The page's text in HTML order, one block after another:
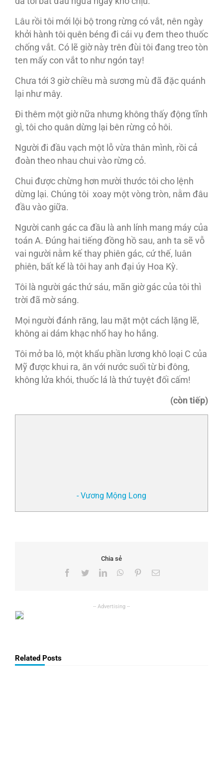
Lâu rồi tôi mới lội bộ trong rừng có vắt, nên ngày
khởi hành tôi quên béng đi cái vụ đem theo thuốc
chống vắt. Có lẽ giờ này trên đùi tôi đang treo tòn
ten mấy con vắt to như ngón tay!
Chưa tới 3 giờ chiều mà sương mù đã đặc quánh
lại như mây.
Đi thêm một giờ nữa nhưng không thấy động tĩnh
gì, tôi cho quân dừng lại bên rừng cỏ hôi.
Người đi đầu vạch một lỗ vừa thân mình, rồi cả
đoàn theo nhau chui vào rừng cỏ.
Chui được chừng hơn mười thước tôi cho lệnh
dừng lại. Chúng tôi xoay một vòng tròn, nằm đâu
đầu vào giữa.
Người canh gác ca đầu là anh lính mang máy của
toán A. Đúng hai tiếng đồng hồ sau, anh ta sẽ vỗ
vai người nằm kế thay phiên gác, cứ thế, luân
phiên, bất kể là tôi hay anh đại úy Hoa Kỳ.
Tôi là người gác thứ sáu, mãn giờ gác của tôi thì
trời đã mờ sáng.
Mọi người đánh răng, lau mặt một cách lặng lẽ,
không ai dám khạc nhổ hay ho hắng.
Tôi mở ba lô, một khẩu phần lương khô loại C của
Mỹ được khui ra, ăn với nước suối từ bi đông,
không lửa khói, thuốc lá là thứ tuyệt đối cấm!
(còn tiếp)
- Vương Mộng Long
Chia sẻ
Facebook
TwitterLinkedInWhatsApp
PinterestEmail
Related Posts